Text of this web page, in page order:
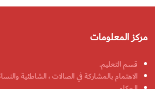
مركز المعلومات
قسم التعليم.
الاهتمام بالمشاركة في الصالات ، الشاطئية